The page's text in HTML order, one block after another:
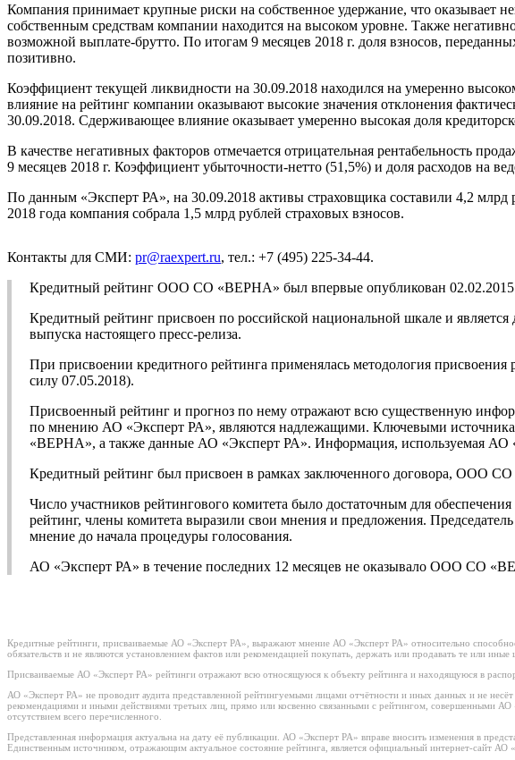
Компания принимает крупные риски на собственное удержание, что оказывает
собственным средствам компании находится на высоком уровне. Также
возможной выплате-брутто. По итогам 9 месяцев 2018 г. доля взносов,
позитивно.
Коэффициент текущей ликвидности на 30.09.2018 находился на умеренно
влияние на рейтинг компании оказывают высокие значения отклонения
30.09.2018. Сдерживающее влияние оказывает умеренно высокая доля
В качестве негативных факторов отмечается отрицательная рентабельность
9 месяцев 2018 г. Коэффициент убыточности-нетто (51,5%) и доля расходов на
По данным «Эксперт РА», на 30.09.2018 активы страховщика составили 4,2
2018 года компания собрала 1,5 млрд рублей страховых взносов.
Контакты для СМИ: pr@raexpert.ru, тел.: +7 (495) 225-34-44.
Кредитный рейтинг ООО СО «ВЕРНА» был впервые опубликован 02.02.2015.
Кредитный рейтинг присвоен по российской национальной шкале и
выпуска настоящего пресс-релиза.
При присвоении кредитного рейтинга применялась методология
силу 07.05.2018).
Присвоенный рейтинг и прогноз по нему отражают всю существенную
по мнению АО «Эксперт РА», являются надлежащими. Ключевыми
«ВЕРНА», а также данные АО «Эксперт РА». Информация, используемая АО
Кредитный рейтинг был присвоен в рамках заключенного договора, ООО
Число участников рейтингового комитета было достаточным для
рейтинг, члены комитета выразили свои мнения и предложения.
мнение до начала процедуры голосования.
АО «Эксперт РА» в течение последних 12 месяцев не оказывало ООО СО
Кредитные рейтинги, присваиваемые АО «Эксперт РА», выражают мнение АО «Эксперт РА» относительно
обязательств и не являются установлением фактов или рекомендацией покупать, держать или продавать те или
Присваиваемые АО «Эксперт РА» рейтинги отражают всю относящуюся к объекту рейтинга и находящуюся в
АО «Эксперт РА» не проводит аудита представленной рейтингуемыми лицами отчётности и иных данных и не
рекомендациями и иными действиями третьих лиц, прямо или косвенно связанными с рейтингом, совершенными
отсутствием всего перечисленного.
Представленная информация актуальна на дату её публикации. АО «Эксперт РА» вправе вносить изменения в
Единственным источником, отражающим актуальное состояние рейтинга, является официальный интернет-сайт АО